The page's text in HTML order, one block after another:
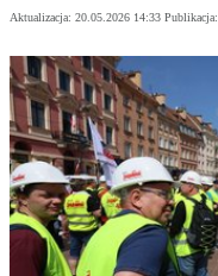
Aktualizacja: 20.05.2026 14:33 Publikacja: